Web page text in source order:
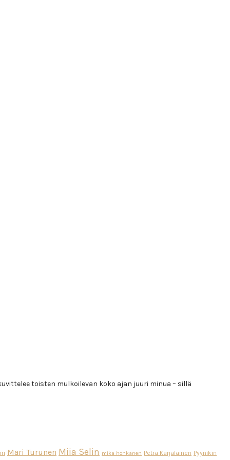
toisten mulkoilevan koko ajan juuri minua – sillä
Mari Turunen Miia Selin mika honkanen Petra Karjalainen Pyynikin